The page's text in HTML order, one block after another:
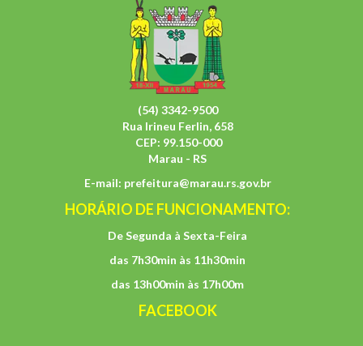
(54) 3342-9500
Rua Irineu Ferlin, 658
CEP: 99.150-000
Marau - RS
E-mail: prefeitura@marau.rs.gov.br
HORÁRIO DE FUNCIONAMENTO:
De Segunda à Sexta-Feira
das 7h30min às 11h30min
das 13h00min às 17h00m
FACEBOOK